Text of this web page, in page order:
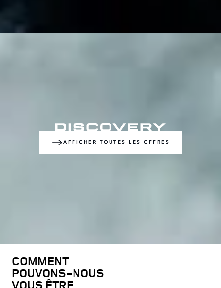
AFFICHER TOUTES LES OFFRES
COMMENT
POUVONS-NOUS
VOUS ÊTRE